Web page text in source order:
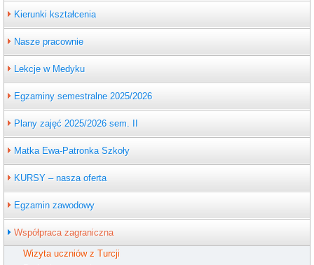
Kierunki kształcenia
Nasze pracownie
Lekcje w Medyku
Egzaminy semestralne 2025/2026
Plany zajęć 2025/2026 sem. II
Matka Ewa-Patronka Szkoły
KURSY – nasza oferta
Egzamin zawodowy
Współpraca zagraniczna
Wizyta uczniów z Turcji